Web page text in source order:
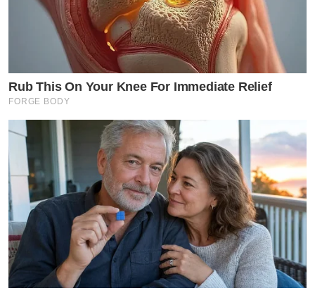
Rub This On Your Knee For Immediate Relief
FORGE BODY